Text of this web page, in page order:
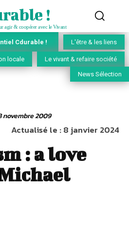
!
agir & coopérer avec le Vivant
Cdurable ! L'être & les liens
locale Le vivant & refaire société
News Sélection
novembre 2009
Actualisé le :8 janvier 2024
: a love